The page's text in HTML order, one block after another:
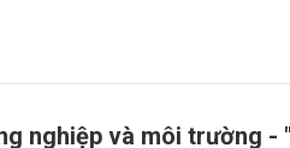
nghiệp và môi trường -